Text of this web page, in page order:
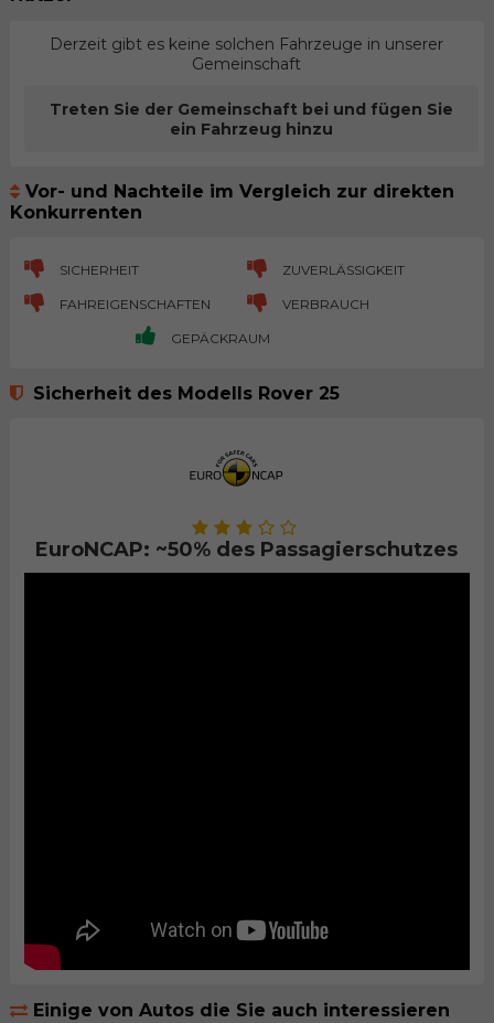
Derzeit gibt es keine solchen Fahrzeuge in unserer
Gemeinschaft
Treten Sie der Gemeinschaft bei und fügen Sie
ein Fahrzeug hinzu
Vor- und Nachteile im Vergleich zur direkten
Konkurrenten
SICHERHEIT ZUVERLÄSSIGKEIT
FAHREIGENSCHAFTEN VERBRAUCH
GEPÄCKRAUM
Sicherheit des Modells Rover 25
EuroNCAP: ~50% des Passagierschutzes
Einige von Autos die Sie auch interessieren